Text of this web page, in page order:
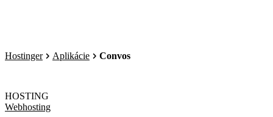
Hostinger Aplikácie Convos
HOSTING
Webhosting